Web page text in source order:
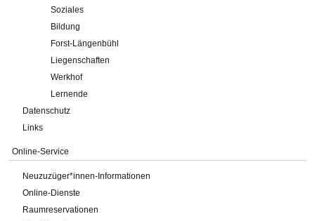
Soziales
Bildung
Forst-Längenbühl
Liegenschaften
Werkhof
Lernende
Datenschutz
Links
Online-Service
Neuzuzüger*innen-Informationen
Online-Dienste
Raumreservationen